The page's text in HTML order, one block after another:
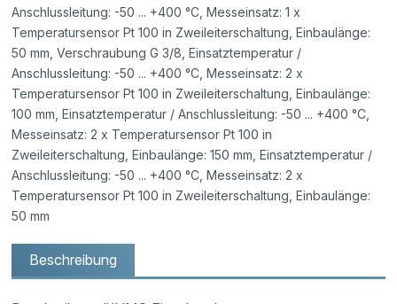
Anschlussleitung: -50 ... +400 °C, Messeinsatz: 1 x
Temperatursensor Pt 100 in Zweileiterschaltung, Einbaulänge:
50 mm, Verschraubung G 3/8, Einsatztemperatur /
Anschlussleitung: -50 ... +400 °C, Messeinsatz: 2 x
Temperatursensor Pt 100 in Zweileiterschaltung, Einbaulänge:
100 mm, Einsatztemperatur / Anschlussleitung: -50 ... +400 °C,
Messeinsatz: 2 x Temperatursensor Pt 100 in
Zweileiterschaltung, Einbaulänge: 150 mm, Einsatztemperatur /
Anschlussleitung: -50 ... +400 °C, Messeinsatz: 2 x
Temperatursensor Pt 100 in Zweileiterschaltung, Einbaulänge:
50 mm
Beschreibung